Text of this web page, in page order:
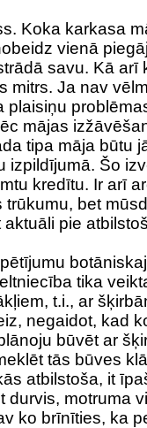
Koka karkasa
vienā
savu. Kā arī
mitrs. Ja nav
plaisiņu
mājas
tipa māja būtu
izpildījumā. Šo
kredītu. Ir arī
trūkumu, bet
pie
tika
t.i., ar
negaidot, kad
būvēt ar
tās būves
atbilstoša, it
durvis, motruma
ko brīnīties, ka